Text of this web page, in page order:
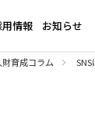
情報 お知らせ
育成コラム SNS